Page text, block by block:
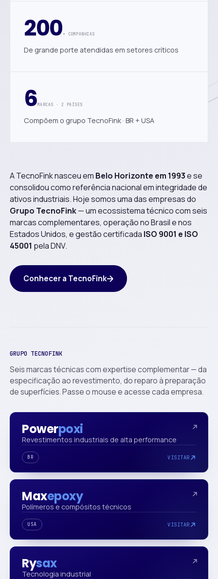
200+ COMPANHIAS
De grande porte atendidas em setores críticos
6 MARCAS · 2 PAÍSES
Compõem o grupo TecnoFink · BR + USA
A TecnoFink nasceu em Belo Horizonte em 1993e se
consolidou como referência nacional em integridade de
ativos industriais. Hoje somos uma das empresas do
Grupo TecnoFink— um ecossistema técnico com seis
marcas complementares, operação no Brasil e nos
Estados Unidos, e gestão certificada ISO 9001 e ISO
45001 pela DNV.
Conhecer a TecnoFink
GRUPO TECNOFINK
Seis marcas técnicas com expertise complementar — da
especificação ao revestimento, do reparo à preparação
de superfícies. Passe o mouse e acesse cada empresa.
Powerpoxi
Revestimentos industriais de alta performance
BR VISITAR
Maxepoxy
Polímeros e compósitos técnicos
USA VISITAR
Rysax
Tecnologia industrial